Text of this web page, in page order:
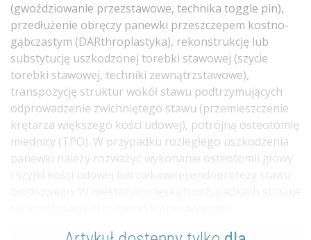
(gwoździowanie przezstawowe, technika toggle pin),
przedłużenie obręczy panewki przeszczepem kostno-
gąbczastym (DARthroplastyka), rekonstrukcję lub
substytucję uszkodzonej torebki stawowej (szycie
torebki stawowej, techniki zewnątrzstawowe),
transpozycję struktur wokół stawu podtrzymujących
odprowadzenie zwichniętego stawu (przemieszczenie
krętarza większego kości udowej), potrójną osteotomię
miednicy (TPO). W przypadku rozległego uszkodzenia
panewki należy rozważyć wykonanie osteotomii głowy
i szyjki kości udowej lub całkowitej endoprotezy stawu